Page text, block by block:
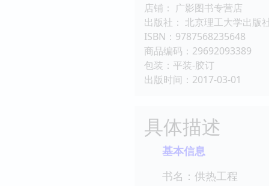
店铺： 广影图书专营店
出版社： 北京理工大学出版
ISBN：9787568235648
商品编码：29692093389
包装：平装-胶订
出版时间：2017-03-01
具体描述
基本信息
书名：供热工程